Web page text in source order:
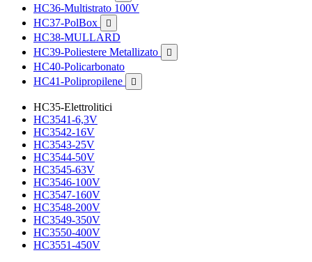
HC36-Multistrato 100V
HC37-PolBox

HC38-MULLARD
HC39-Poliestere Metallizato

HC40-Policarbonato
HC41-Polipropilene

HC35-Elettrolitici
HC3541-6,3V
HC3542-16V
HC3543-25V
HC3544-50V
HC3545-63V
HC3546-100V
HC3547-160V
HC3548-200V
HC3549-350V
HC3550-400V
HC3551-450V